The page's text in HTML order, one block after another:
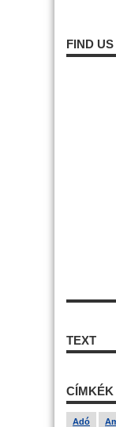
FIND
TEXT
CÍMKÉK
Adó